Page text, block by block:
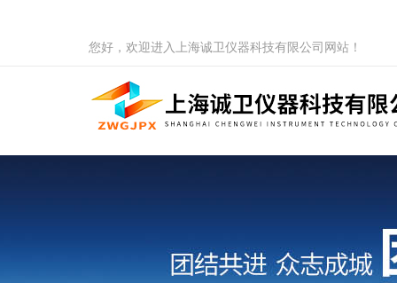
您好，欢迎进入上海诚卫仪器科技有限公司网站！